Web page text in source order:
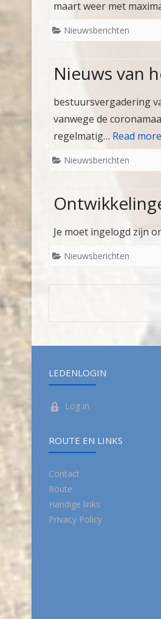
maart weer met
Nieuwsberichten
Nieuws van
bestuursvergadering
vanwege de
regelmatig… Read
Nieuwsberichten
Je moet ingelogd zijn
Nieuwsberichten
LEDENLOGIN
Log in
ROUTE EN LINKS
Contact
Route
Handige links
Privacy Policy